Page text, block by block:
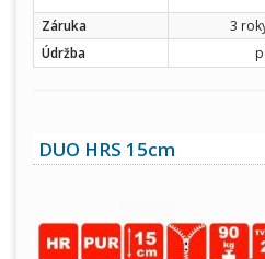
Záruka
3
Údržba
DUO HRS 15cm